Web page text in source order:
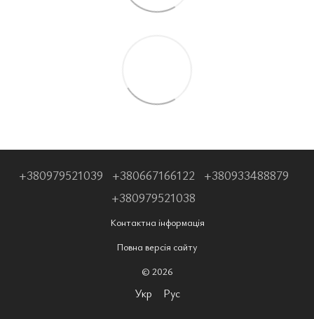
+380979521039 +380667166122
+380933488879
+380979521038
Контактна інформація
Повна версія сайту
© 2026
Укр Рус